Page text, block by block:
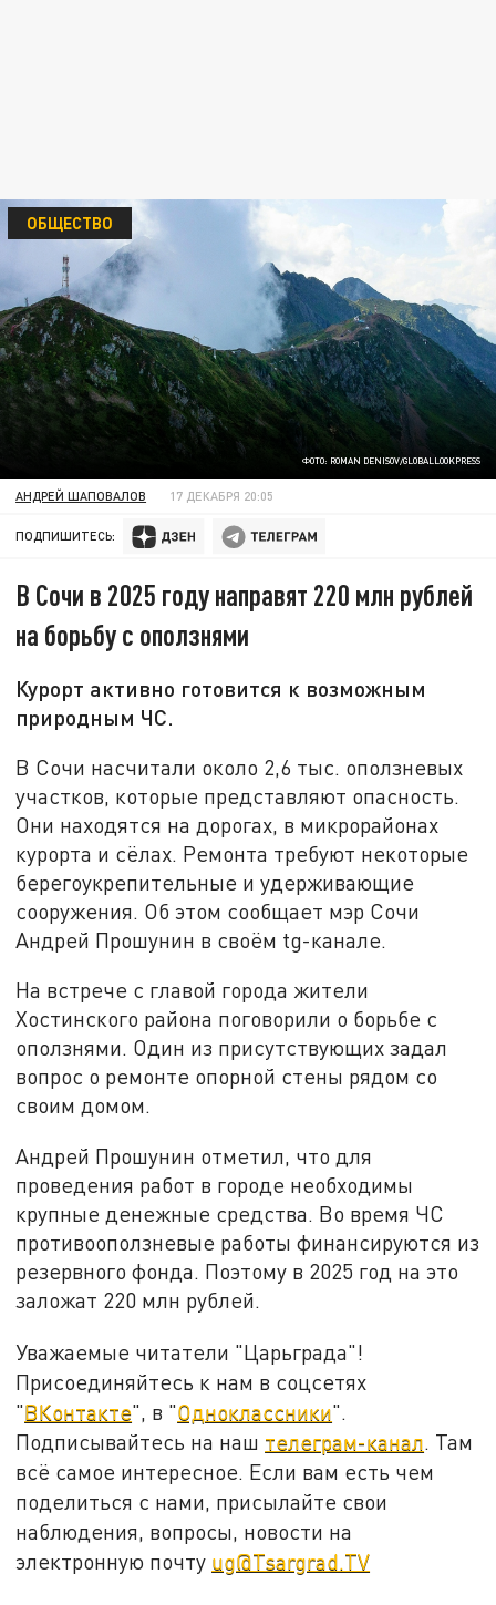
ФОТО: ROMAN DENISOV/GLOBALLOOKPRESS
ОБЩЕСТВО
АНДРЕЙ ШАПОВАЛОВ 17 ДЕКАБРЯ 20:05
ПОДПИШИТЕСЬ:
В Сочи в 2025 году направят 220 млн рублей
на борьбу с оползнями
Курорт активно готовится к возможным
природным ЧС.
В Сочи насчитали около 2,6 тыс. оползневых
участков, которые представляют опасность.
Они находятся на дорогах, в микрорайонах
курорта и сёлах. Ремонта требуют некоторые
берегоукрепительные и удерживающие
сооружения. Об этом сообщает мэр Сочи
Андрей Прошунин в своём tg-канале.
На встрече с главой города жители
Хостинского района поговорили о борьбе с
оползнями. Один из присутствующих задал
вопрос о ремонте опорной стены рядом со
своим домом.
Андрей Прошунин отметил, что для
проведения работ в городе необходимы
крупные денежные средства. Во время ЧС
противооползневые работы финансируются из
резервного фонда. Поэтому в 2025 год на это
заложат 220 млн рублей.
Уважаемые читатели "Царьграда"!
Присоединяйтесь к нам в соцсетях
"ВКонтакте", в "Одноклассники".
Подписывайтесь на наш телеграм-канал. Там
всё самое интересное. Если вам есть чем
поделиться с нами, присылайте свои
наблюдения, вопросы, новости на
электронную почту ug@Tsargrad.TV